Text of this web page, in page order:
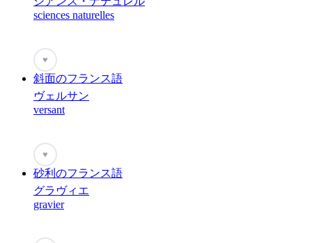
sciences naturelles
♥
斜面のフランス語
ヴェルサン
versant
♥
砂利のフランス語
グラヴィエ
gravier